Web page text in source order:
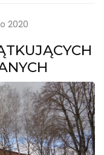
2020